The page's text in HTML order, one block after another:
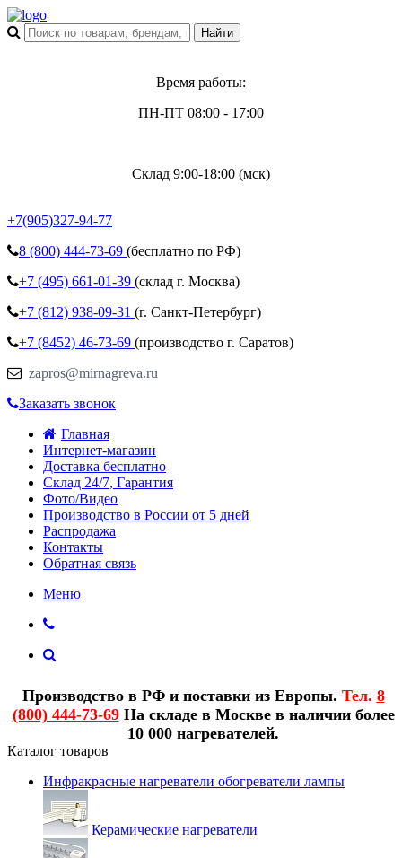
Время работы:
ПН-ПТ 08:00 - 17:00
Склад 9:00-18:00 (мск)
+7(905)327-94-77
8 (800) 444-73-69 (бесплатно по РФ)
+7 (495) 661-01-39 (склад г. Москва)
+7 (812) 938-09-31 (г. Санкт-Петербург)
+7 (8452) 46-73-69 (производство г. Саратов)
zapros@mirnagreva.ru
Заказать звонок
Главная
Интернет-магазин
Доставка бесплатно
Склад 24/7, Гарантия
Фото/Видео
Производство в России от 5 дней
Распродажа
Контакты
Обратная связь
Меню
Производство в РФ и поставки из Европы. Тел. 8
(800) 444-73-69На складе в Москве в наличии более
10 000 нагревателей.
Каталог товаров
Инфракрасные нагреватели обогреватели лампы
Керамические нагреватели